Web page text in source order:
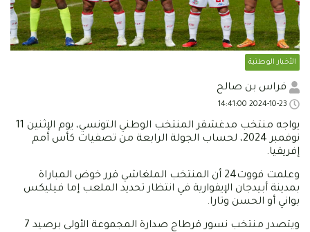
الأخبار الوطنية
فراس بن صالح
يواجه منتخب مدغشقر المنتخب الوطني التونسي، يوم الإثنين 11
نوفمبر 2024، لحساب الجولة الرابعة من تصفيات كأس أمم
إفريقيا.
وعلمت فووت24 أن المنتخب الملغاشي قرر خوض المباراة
بمدينة أبيدجان الإيفوارية في انتظار تحديد الملعب إما فيليكس
بواني أو الحسن وتارا.
ويتصدر منتخب نسور قرطاج صدارة المجموعة الأولى برصيد 7